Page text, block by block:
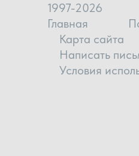
1997-2026
Главная
Карта сайта
Написать
Условия